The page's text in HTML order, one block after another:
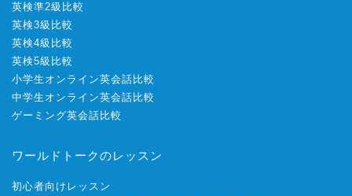
英検準2級比較
英検3級比較
英検4級比較
英検5級比較
小学生オンライン英会話比較
中学生オンライン英会話比較
ゲーミング英会話比較
ワールドトークのレッスン
初心者向けレッスン